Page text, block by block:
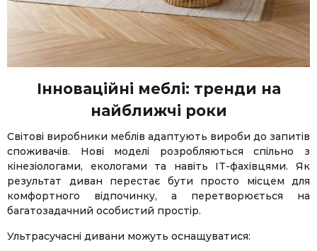
Інноваційні меблі: тренди на
найближчі роки
Світові виробники меблів адаптують вироби до запитів
споживачів. Нові моделі розробляються спільно з
кінезіологами, екологами та навіть IT-фахівцями. Як
результат диван перестає бути просто місцем для
комфортного відпочинку, а перетворюється на
багатозадачний особистий простір.
Ультрасучасні дивани можуть оснащуватися: